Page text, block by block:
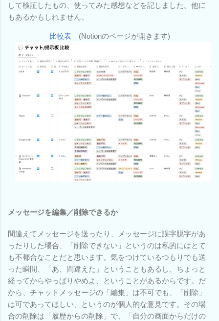
して検証したもの、使ってみた感想などを記しました。他に
もあるかもしれません。
比較表(Notionのページが開きます)
メッセージを編集／削除できるか
間違えてメッセージを送ったり、メッセージに誤字脱字があ
ったりした場合、「削除できない」というのは私的にはとて
も不都合なことだと思います。気をつけているつもりでも送
った瞬間、「あ、間違えた」ということもあるし、ちょっと
経ってからやっぱりやめよ、ということがあるからです。だ
から、チャットメッセージの「編集」は不可でも、「削除」
は可であってほしい、というのが個人的な意見です。その場
合の削除は「履歴からの削除」で、「自分の画面からだけの